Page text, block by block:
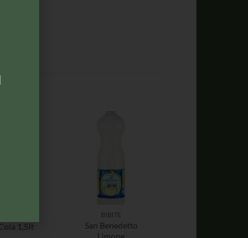
1,5lt
BIBITE
San Benedetto